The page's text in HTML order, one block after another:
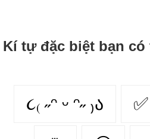
Kí tự đặc biệt bạn có
૮₍ ˶ᵔ ᵕ ᵔ˶ ₎ა ✅